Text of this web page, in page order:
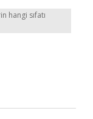
hangi sıfatı